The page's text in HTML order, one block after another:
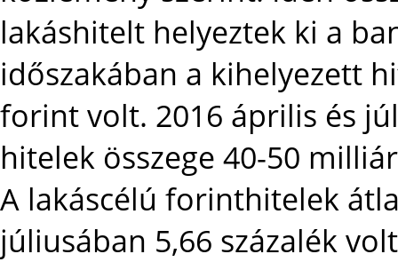
lakáshitelt helyeztek ki a
időszakában a kihelyezett
forint volt. 2016 április és
hitelek összege 40-50
A lakáscélú forinthitelek
júliusában 5,66 százalék